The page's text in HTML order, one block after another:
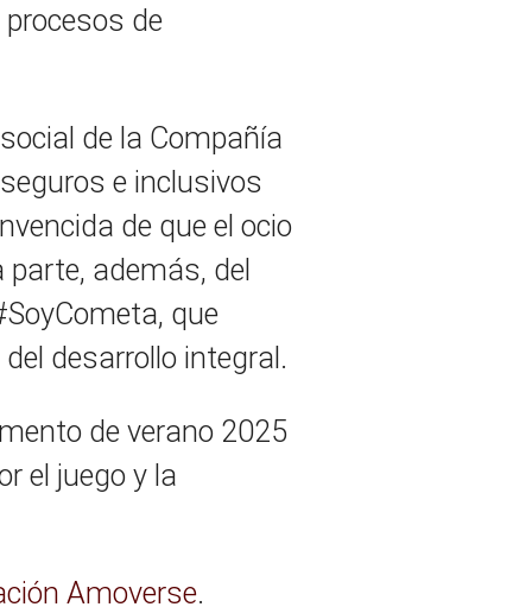
de
de la Compañía
e inclusivos
de que el ocio
además, del
que
desarrollo integral.
de verano 2025
el juego y la
Amoverse.